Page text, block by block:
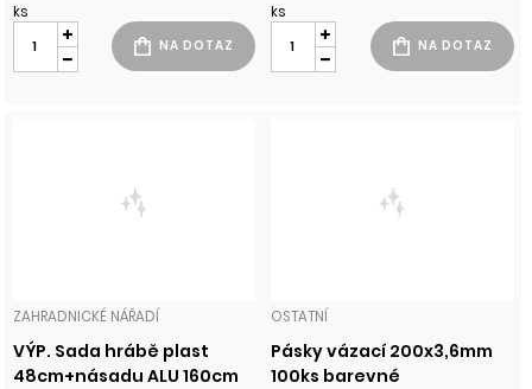
ks ks
ZAHRADNICKÉ NÁŘADÍ
VÝP. Sada hrábě plast
48cm+násadu ALU 160cm
OSTATNÍ
Pásky vázací 200x3,6mm
100ks barevné